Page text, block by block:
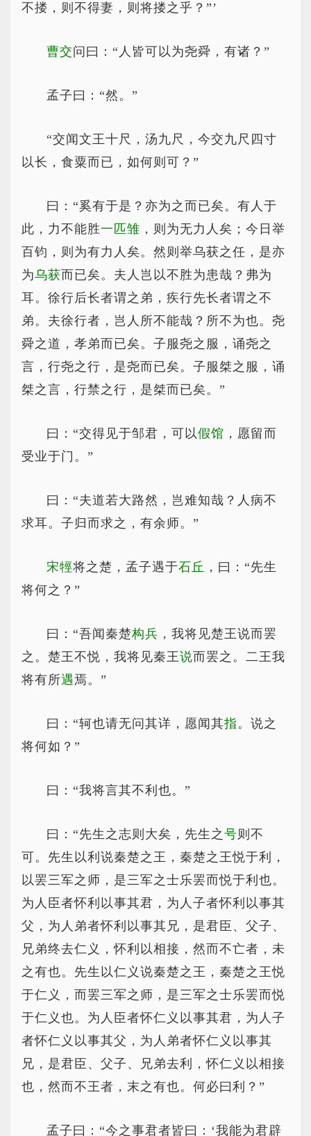
不搂，则不得妻，则将搂之乎？”’
曹交问曰：“人皆可以为尧舜，有诸？”
孟子曰：“然。”
“交闻文王十尺，汤九尺，今交九尺四寸
以长，食粟而已，如何则可？”
曰：“奚有于是？亦为之而已矣。有人于
此，力不能胜一匹雏 ，则为无力人矣；今日举
百钧，则为有力人矣。然则举乌获之任，是亦
为乌获而已矣。夫人岂以不胜为患哉？弗为
耳。徐行后长者谓之弟，疾行先长者谓之不
弟。夫徐行者，岂人所不能哉？所不为也。尧
舜之道，孝弟而已矣。子服尧之服，诵尧之
言，行尧之行，是尧而已矣。子服桀之服，诵
桀之言，行禁之行，是桀而已矣。”
曰：“交得见于邹君，可以假馆 ，愿留而
受业于门。”
曰：“夫道若大路然，岂难知哉？人病不
求耳。子归而求之，有余师。”
宋牼将之楚，孟子遇于石丘 ，曰：“先生
将何之？”
曰：“吾闻秦楚构兵 ，我将见楚王说而罢
之。楚王不悦，我将见秦王说而罢之。二王我
将有所遇焉。”
曰：“轲也请无问其详，愿闻其指。说之
将何如？”
曰：“我将言其不利也。”
曰：“先生之志则大矣，先生之 号则不
可。先生以利说秦楚之王，秦楚之王悦于利，
以罢三军之师，是三军之士乐罢而悦于利也。
为人臣者怀利以事其君，为人子者怀利以事其
父，为人弟者怀利以事其兄，是君臣、父子、
兄弟终去仁义，怀利以相接，然而不亡者，未
之有也。先生以仁义说秦楚之王，秦楚之王悦
于仁义，而罢三军之师，是三军之士乐罢而悦
于仁义也。为人臣者怀仁义以事其君，为人子
者怀仁义以事其父，为人弟者怀仁义以事其
兄，是君臣、父子、兄弟去利，怀仁义以相接
也，然而不王者，末之有也。何必曰利？”
孟子曰：“今之事君者皆曰：‘我能为君辟